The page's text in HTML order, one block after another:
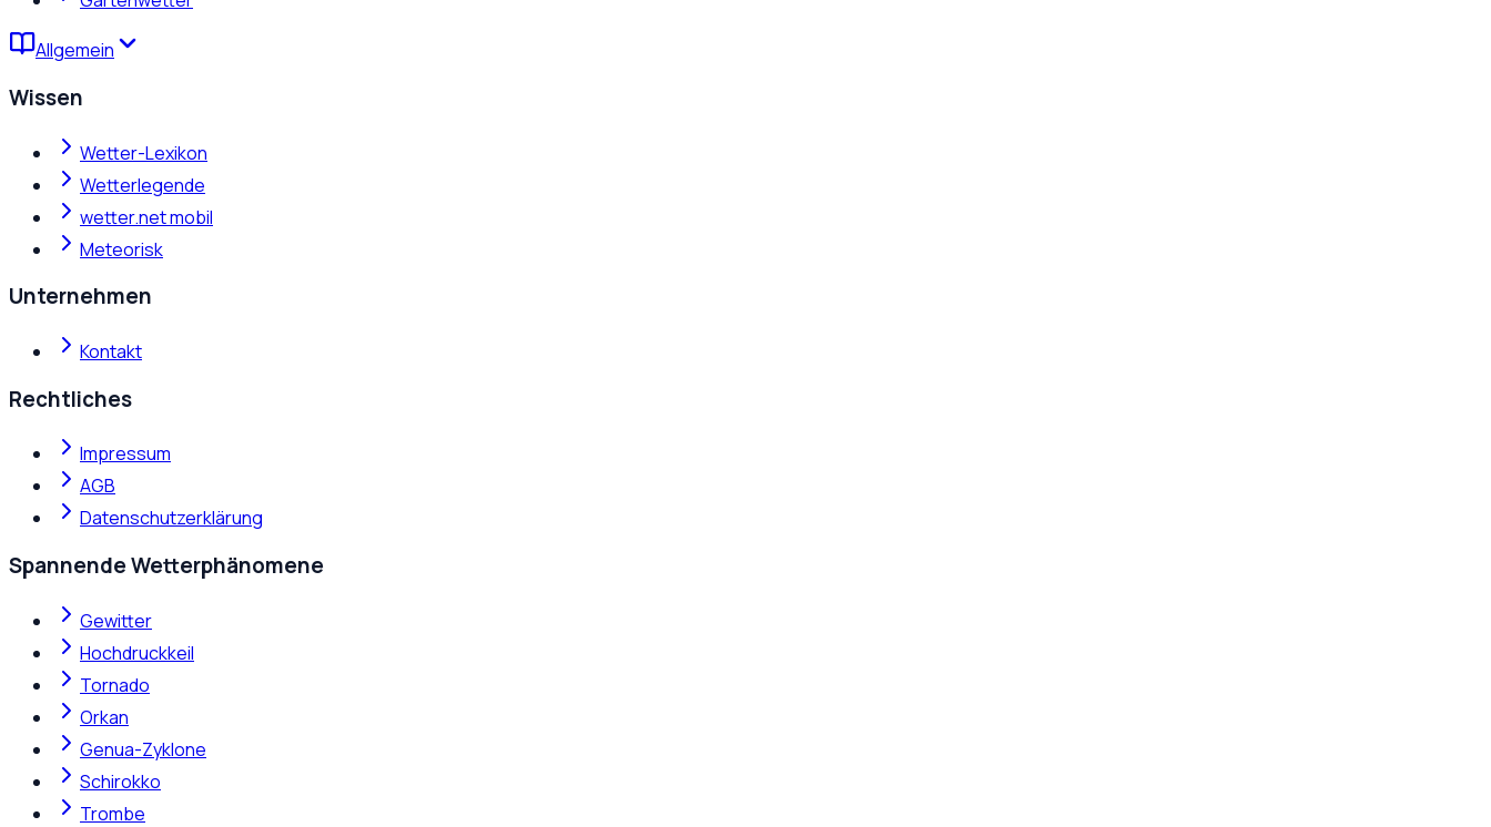
Allgemein
Wissen
Wetter-Lexikon
Wetterlegende
wetter.net mobil
Meteorisk
Unternehmen
Kontakt
Rechtliches
Impressum
AGB
Datenschutzerklärung
Spannende Wetterphänomene
Gewitter
Hochdruckkeil
Tornado
Orkan
Genua-Zyklone
Schirokko
Trombe